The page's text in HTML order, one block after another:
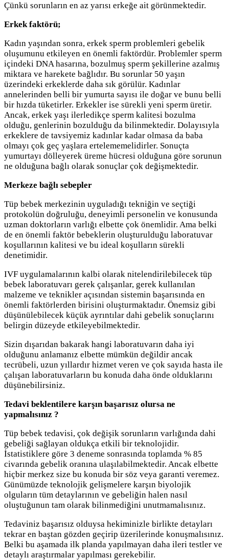
Çünkü sorunların en az yarısı erkeğe ait görünmektedir.
Erkek faktörü;
Kadın yaşından sonra, erkek sperm problemleri gebelik
oluşumunu etkileyen en önemli faktördür. Problemler sperm
içindeki DNA hasarına, bozulmuş sperm şekillerine azalmış
miktara ve harekete bağlıdır. Bu sorunlar 50 yaşın
üzerindeki erkeklerde daha sık görülür. Kadınlar
annelerinden belli bir yumurta sayısı ile doğar ve bunu belli
bir hızda tüketirler. Erkekler ise sürekli yeni sperm üretir.
Ancak, erkek yaşı ilerledikçe sperm kalitesi bozulma
olduğu, genlerinin bozulduğu da bilinmektedir. Dolayısıyla
erkeklere de tavsiyemiz kadınlar kadar olmasa da baba
olmayı çok geç yaşlara ertelememelidirler. Sonuçta
yumurtayı dölleyerek üreme hücresi olduğuna göre sorunun
ne olduğuna bağlı olarak sonuçlar çok değişmektedir.
Merkeze bağlı sebepler
Tüp bebek merkezinin uyguladığı tekniğin ve seçtiği
protokolün doğruluğu, deneyimli personelin ve konusunda
uzman doktorların varlığı elbette çok önemlidir. Ama belki
de en önemli faktör bebeklerin oluşturulduğu laboratuvar
koşullarının kalitesi ve bu ideal koşulların sürekli
denetimidir.
IVF uygulamalarının kalbi olarak nitelendirilebilecek tüp
bebek laboratuvarı gerek çalışanlar, gerek kullanılan
malzeme ve teknikler açısından sistemin başarısında en
önemli faktörlerden birisini oluşturmaktadır. Önemsiz gibi
düşünülebilecek küçük ayrıntılar dahi gebelik sonuçlarını
belirgin düzeyde etkileyebilmektedir.
Sizin dışarıdan bakarak hangi laboratuvarın daha iyi
olduğunu anlamanız elbette mümkün değildir ancak
tecrübeli, uzun yıllardır hizmet veren ve çok sayıda hasta ile
çalışan laboratuvarların bu konuda daha önde olduklarını
düşünebilirsiniz.
Tedavi beklentilere karşın başarısız olursa ne
yapmalısınız ?
Tüp bebek tedavisi, çok değişik sorunların varlığında dahi
gebeliği sağlayan oldukça etkili bir teknolojidir.
İstatistiklere göre 3 deneme sonrasında toplamda % 85
civarında gebelik oranına ulaşılabilmektedir. Ancak elbette
hiçbir merkez size bu konuda bir söz veya garanti veremez.
Günümüzde teknolojik gelişmelere karşın biyolojik
olguların tüm detaylarının ve gebeliğin halen nasıl
oluştuğunun tam olarak bilinmediğini unutmamalısınız.
Tedaviniz başarısız olduysa hekiminizle birlikte detayları
tekrar en baştan gözden geçirip üzerilerinde konuşmalısınız.
Belki bu aşamada ilk planda yapılmayan daha ileri testler ve
detaylı araştırmalar yapılması gerekebilir.